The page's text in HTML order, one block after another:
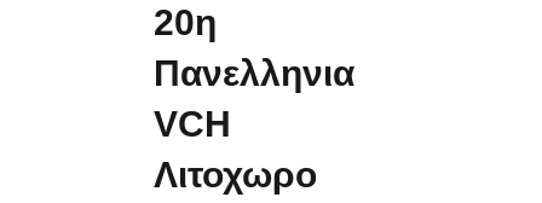
20η
Πανελληνια
VCH
Λιτοχωρο